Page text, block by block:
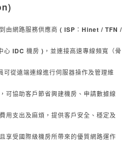
由網路服務供應商 ( ISP ： Hinet / TFN /
心 IDC 機房 ) ，並連接高速專線頻寬（骨
可從遠端連線進行伺服器操作及管理維
可協助客戶節省興建機房、申請數據線
用支出及麻煩，提供客戶安全、穩定及
享受國際級機房所帶來的優質網路運作